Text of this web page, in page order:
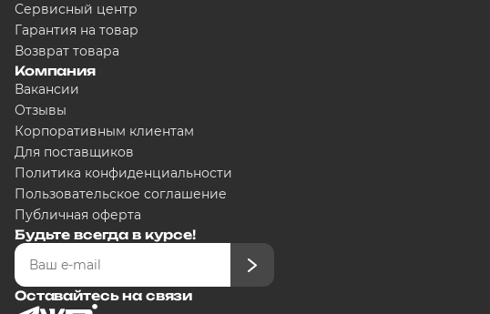
Сервисный центр
Гарантия на товар
Возврат товара
Компания
Вакансии
Отзывы
Корпоративным клиентам
Для поставщиков
Политика конфиденциальности
Пользовательское соглашение
Публичная оферта
Будьте всегда в курсе!
Оставайтесь на связи